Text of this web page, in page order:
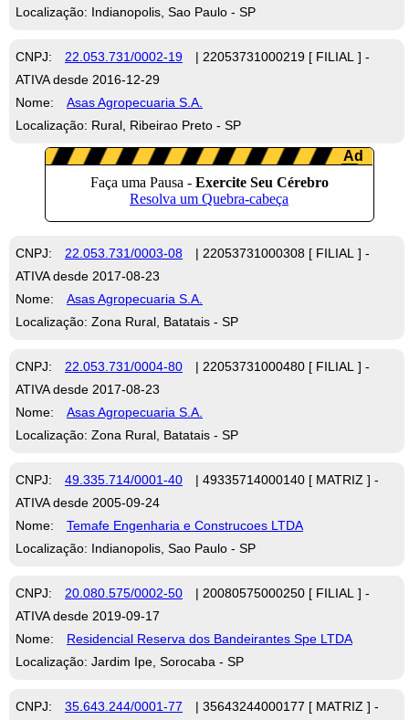
Localização: Indianopolis, Sao Paulo - SP
CNPJ: 22.053.731/0002-19
| 22053731000219 [ FILIAL ] -
ATIVA desde 2016-12-29
Nome:
Asas Agropecuaria S.A.
Localização: Rural, Ribeirao Preto - SP
CNPJ: 22.053.731/0003-08
| 22053731000308 [ FILIAL ] -
ATIVA desde 2017-08-23
Nome:
Asas Agropecuaria S.A.
Localização: Zona Rural, Batatais - SP
CNPJ: 22.053.731/0004-80
| 22053731000480 [ FILIAL ] -
ATIVA desde 2017-08-23
Nome:
Asas Agropecuaria S.A.
Localização: Zona Rural, Batatais - SP
CNPJ: 49.335.714/0001-40
| 49335714000140 [ MATRIZ ] -
ATIVA desde 2005-09-24
Nome:
Temafe Engenharia e Construcoes LTDA
Localização: Indianopolis, Sao Paulo - SP
CNPJ: 20.080.575/0002-50
| 20080575000250 [ FILIAL ] -
ATIVA desde 2019-09-17
Nome:
Residencial Reserva dos Bandeirantes Spe LTDA
Localização: Jardim Ipe, Sorocaba - SP
CNPJ: 35.643.244/0001-77
| 35643244000177 [ MATRIZ ] -